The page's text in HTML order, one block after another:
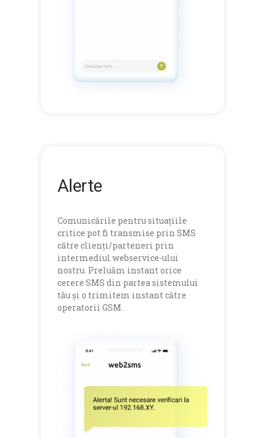
Alerte
Comunicările pentru situațiile
critice pot fi transmise prin SMS
către clienți/parteneri prin
intermediul webservice-ului
nostru. Preluăm instant orice
cerere SMS din partea sistemului
tău și o trimitem instant către
operatorii GSM.